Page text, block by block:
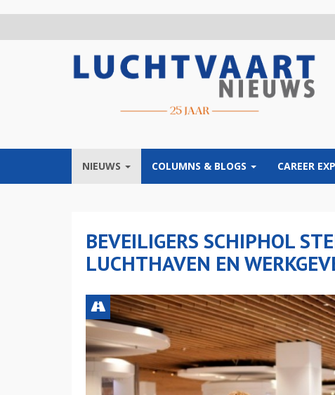
NIEUWS COLUMNS & BLOGS CAREER
BEVEILIGERS SCHIPHOL
LUCHTHAVEN EN